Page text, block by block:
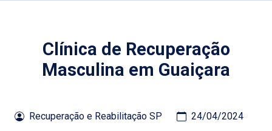
Clínica de Recuperação
Masculina em Guaiçara
Recuperação e Reabilitação SP 24/04/2024